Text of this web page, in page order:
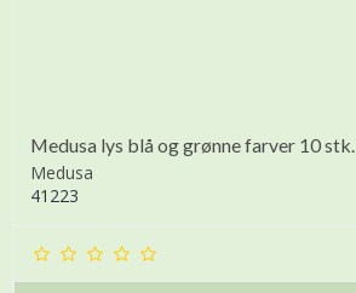
Medusa lys blå og grønne farver 10 stk.
Medusa
41223